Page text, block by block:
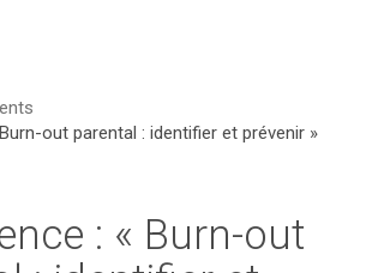
out parental : identifier et prévenir »
: « Burn-out